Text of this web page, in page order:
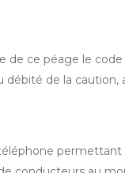
ce péage le
de la caution,